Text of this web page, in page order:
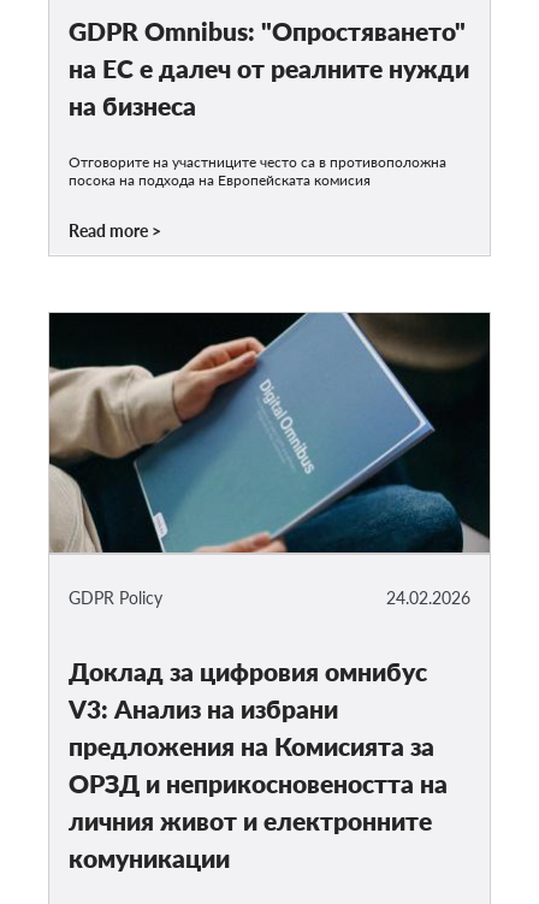
GDPR Omnibus: "Опростяването"
на ЕС е далеч от реалните нужди
на бизнеса
Отговорите на участниците често са в противоположна
посока на подхода на Европейската комисия
Read more
24.02.2026
GDPR Policy
Доклад за цифровия омнибус
V3: Анализ на избрани
предложения на Комисията за
ОРЗД и неприкосновеността на
личния живот и електронните
комуникации